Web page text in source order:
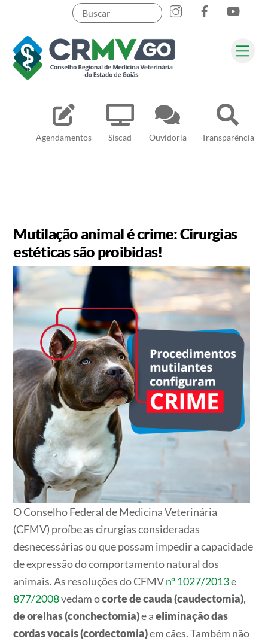
content
Agendamentos Siscad Ouvidoria Transparência
Pesquisar
Mutilação animal é crime: Cirurgias
estéticas são proibidas!
O Conselho Federal de Medicina Veterinária
(CFMV) proíbe as cirurgias consideradas
desnecessárias ou que possam impedir a capacidade
de expressão do comportamento natural dos
animais. As resoluções do CFMVnº 1027/2013e
877/2008vedam ocorte de cauda (caudectomia),
de orelhas (conchectomia)e aeliminação das
cordas vocais (cordectomia)em cães. Também não